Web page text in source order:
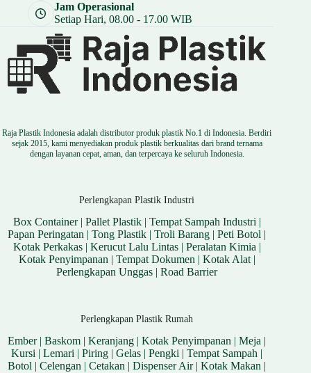
Jam Operasional
Setiap Hari, 08.00 - 17.00 WIB
Raja Plastik Indonesia adalah distributor produk plastik No.1 di Indonesia. Berdiri
sejak 2015, kami menyediakan produk plastik berkualitas dari brand ternama
dengan layanan cepat, aman, dan terpercaya ke seluruh Indonesia.
Perlengkapan Plastik Industri
Box Container| Pallet Plastik| Tempat Sampah Industri |
Papan Peringatan |Tong Plastik |Troli Barang |Peti Botol |
Kotak Perkakas| Kerucut Lalu Lintas| Peralatan Kimia |
Kotak Penyimpanan | Tempat Dokumen | Kotak Alat|
Perlengkapan Unggas |Road Barrier
Perlengkapan Plastik Rumah
Ember|Baskom |Keranjang |Kotak Penyimpanan |Meja |
Kursi |Lemari |Piring |Gelas |Pengki |Tempat Sampah |
Botol |Celengan |Cetakan |Dispenser Air|Kotak Makan |